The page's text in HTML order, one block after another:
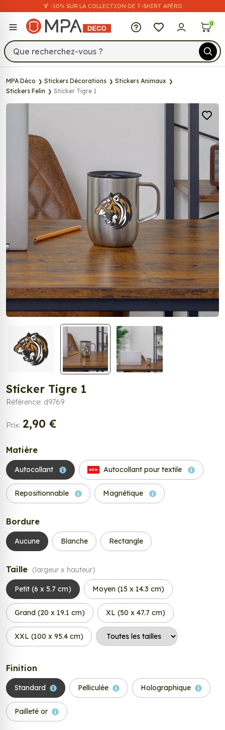
🍹 -10% SUR LA COLLECTION DE T-SHIRT APÉRO
MPA Déco 0
MPA Déco Stickers Décorations
Stickers Animaux
Stickers Felin
Sticker Tigre 1
Sticker Tigre 1
Référence: d9769
Prix: 2,90 €
Matière
Autocollant NEW Autocollant pour textile
Repositionnable Magnétique
Bordure
Aucune Blanche Rectangle
Taille (largeur x hauteur)
Petit (6 x 5.7 cm) Moyen (15 x 14.3 cm)
Grand (20 x 19.1 cm) XL (50 x 47.7 cm)
XXL (100 x 95.4 cm)
Finition
Standard Pelliculée Holographique
Pailleté or